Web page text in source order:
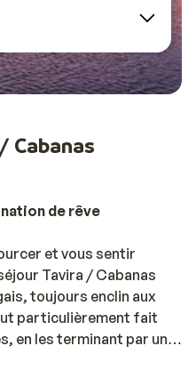
Cabanas
de rêve
et vous sentir
Tavira / Cabanas
toujours enclin aux
particulièrement fait
en les terminant par une
ou d'un café, dont les